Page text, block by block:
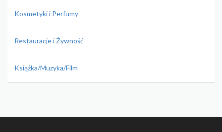
Kosmetyki i Perfumy
Restauracje i Żywność
Książka/Muzyka/Film